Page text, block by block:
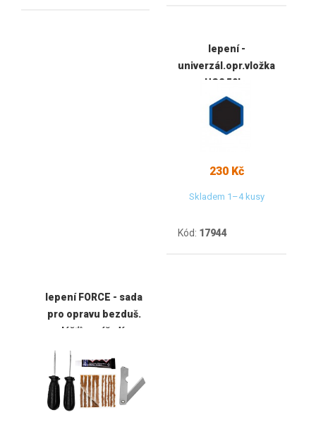
lepení -
univerzál.opr.vložka
US2 50ks
230 Kč
Skladem 1–4 kusy
Kód: 17944
lepení FORCE - sada
pro opravu bezduš.
plášťů s nářadím